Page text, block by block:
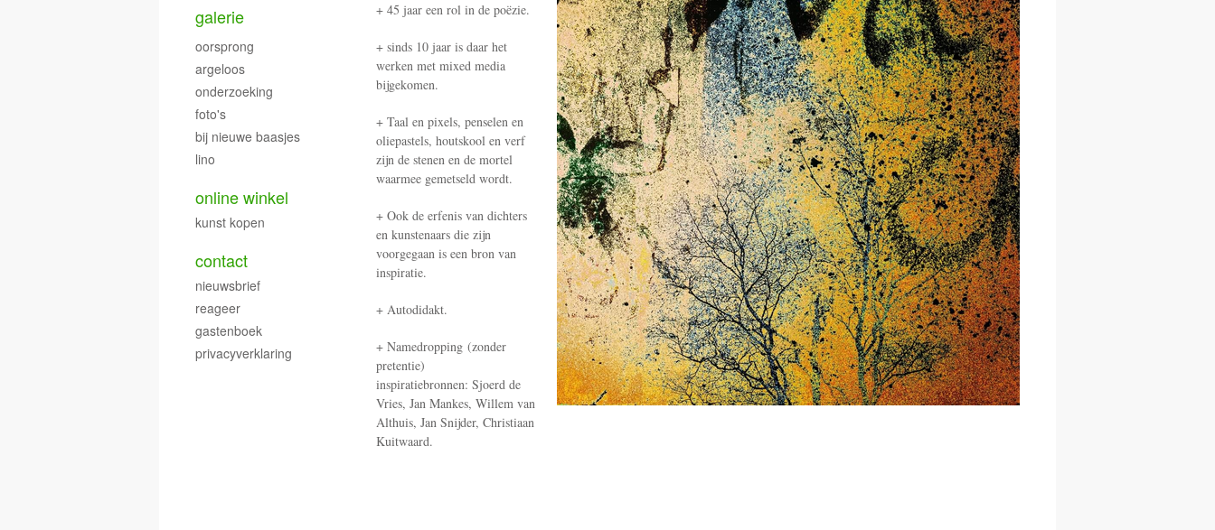
+ 45 jaar een rol in de poëzie.
+ sinds 10 jaar is daar het
werken met mixed media
bijgekomen.
+ Taal en pixels, penselen en
oliepastels, houtskool en verf
zijn de stenen en de mortel
waarmee gemetseld wordt.
+ Ook de erfenis van dichters
en kunstenaars die zijn
voorgegaan is een bron van
inspiratie.
+ Autodidakt.
+ Namedropping (zonder
pretentie)
inspiratiebronnen: Sjoerd de
Vries, Jan Mankes, Willem van
Althuis, Jan Snijder, Christiaan
Kuitwaard.
galerie
oorsprong
argeloos
onderzoeking
foto's
bij nieuwe baasjes
lino
online winkel
kunst kopen
contact
nieuwsbrief
reageer
gastenboek
privacyverklaring